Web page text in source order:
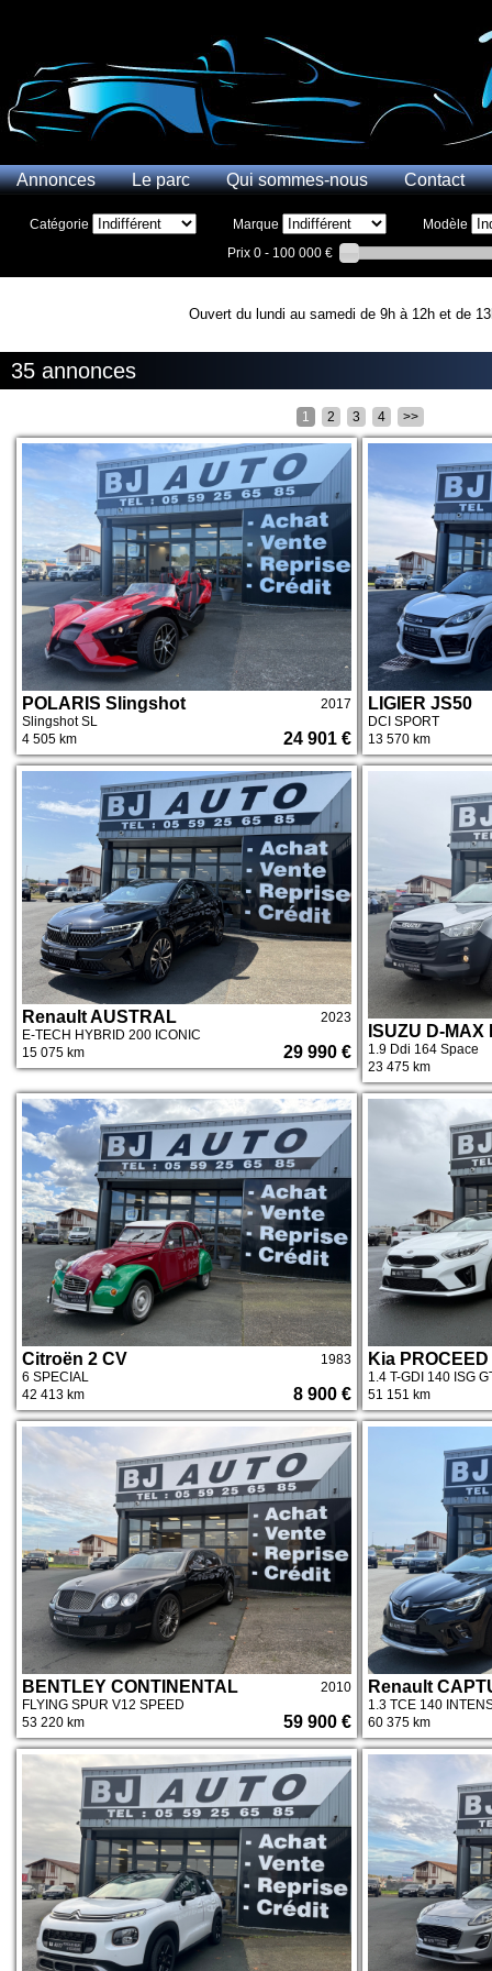
Annonces Le parc Qui sommes-nous Contact
Catégorie Marque
Modèle
Prix 0 - 100 000 €
Ouvert du lundi au samedi de 9h à 12h et de
35 annonces
1 2 3 4 >>
POLARIS Slingshot
2017
Slingshot SL
4 505 km
24 901 €
LIGIER JS50
DCI SPORT
13 570 km
Renault AUSTRAL
2023
E-TECH HYBRID 200 ICONIC
15 075 km
29 990 €
ISUZU D-MAX
1.9 Ddi 164 Space
23 475 km
Citroën 2 CV
1983
6 SPECIAL
42 413 km
8 900 €
Kia PROCEED
1.4 T-GDI 140 ISG
51 151 km
BENTLEY CONTINENTAL
2010
FLYING SPUR V12 SPEED
53 220 km
59 900 €
Renault
1.3 TCE 140
60 375 km